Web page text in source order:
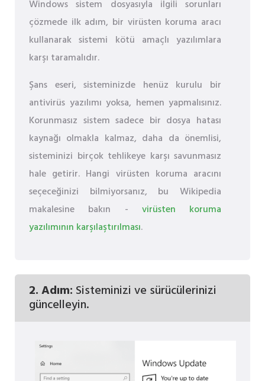
Windows sistem dosyasıyla ilgili sorunları
çözmede ilk adım, bir virüsten koruma aracı
kullanarak sistemi kötü amaçlı yazılımlara
karşı taramalıdır.
Şans eseri, sisteminizde henüz kurulu bir
antivirüs yazılımı yoksa, hemen yapmalısınız.
Korunmasız sistem sadece bir dosya hatası
kaynağı olmakla kalmaz, daha da önemlisi,
sisteminizi birçok tehlikeye karşı savunmasız
hale getirir. Hangi virüsten koruma aracını
seçeceğinizi bilmiyorsanız, bu Wikipedia
makalesine bakın - virüsten koruma
yazılımının karşılaştırılması.
2. Adım: Sisteminizi ve sürücülerinizi
güncelleyin.